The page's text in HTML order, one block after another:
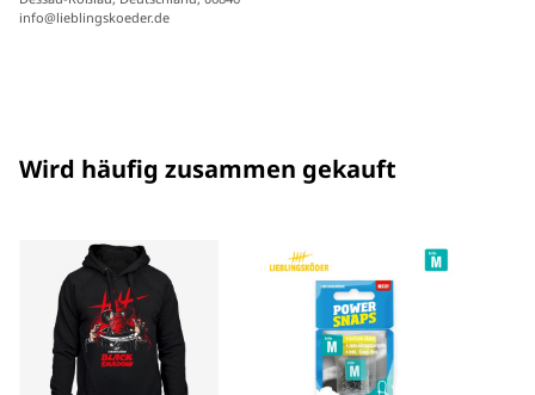
info@lieblingskoeder.de
Wird häufig zusammen gekauft